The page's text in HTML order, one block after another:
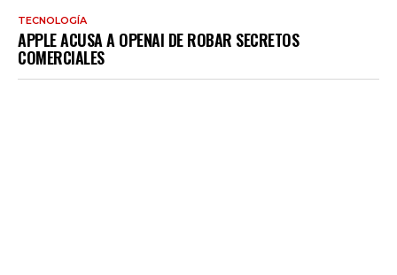
TECNOLOGÍA
APPLE ACUSA A OPENAI DE ROBAR SECRETOS
COMERCIALES